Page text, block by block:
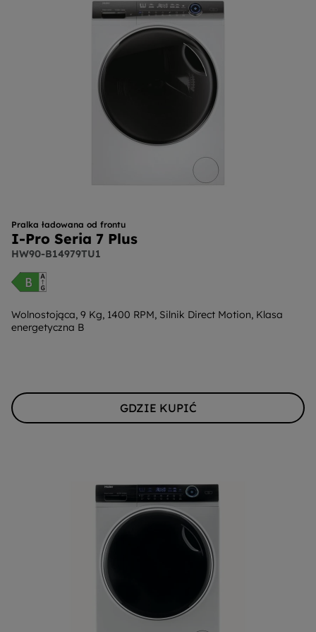
Pralka ładowana od frontu
I-Pro Seria 7 Plus
HW90-B14979TU1
Wolnostojąca, 9 Kg, 1400 RPM, Silnik Direct Motion, Klasa
energetyczna B
GDZIE KUPIĆ